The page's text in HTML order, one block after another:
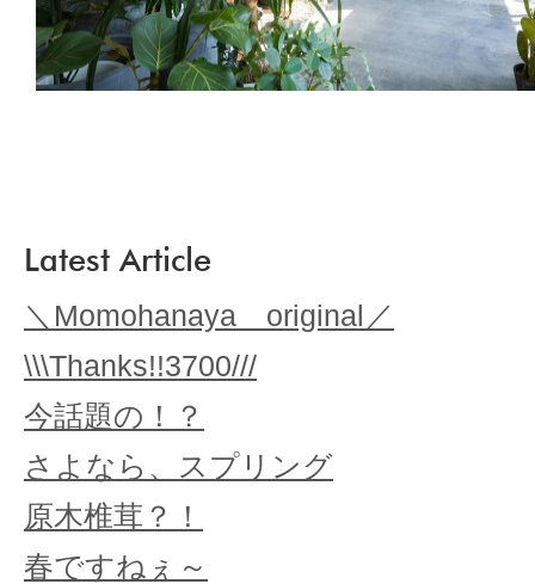
Latest Article
＼Momohanaya original／
\\\Thanks!!3700///
今話題の！？
さよなら、スプリング
原木椎茸？！
春ですねぇ～